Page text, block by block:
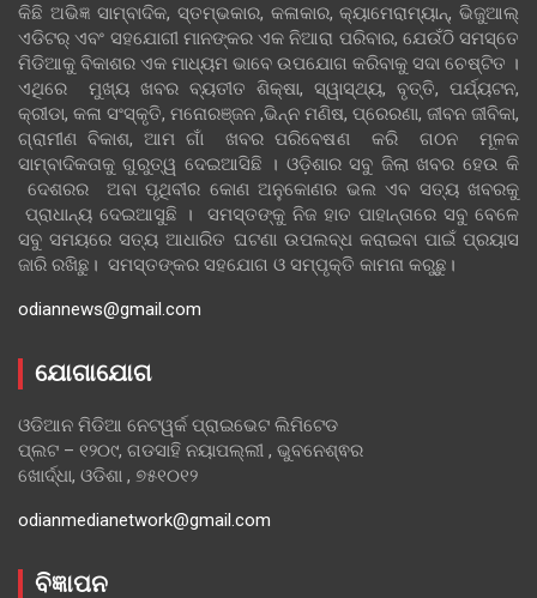
କିଛି ଅଭିଜ୍ଞ ସାମ୍ବାଦିକ, ସ୍ତମ୍ଭକାର, କଳାକାର, କ୍ୟାମେରାମ୍ୟାନ୍, ଭିଜୁଆଲ୍
ଏଡିଟର୍ ଏବଂ ସହଯୋଗୀ ମାନଙ୍କର ଏକ ନିଆରା ପରିବାର, ଯେଉଁଠି ସମସ୍ତେ
ମିଡିଆକୁ ବିକାଶର ଏକ ମାଧ୍ୟମ ଭାବେ ଉପଯୋଗ କରିବାକୁ ସଦା ଚେଷ୍ଟିତ ।
ଏଥିରେ ମୁଖ୍ୟ ଖବର ବ୍ୟତୀତ ଶିକ୍ଷା, ସ୍ୱାସ୍ଥ୍ୟ, ବୃତ୍ତି, ପର୍ଯ୍ୟଟନ,
କ୍ରୀଡା, କଳା ସଂସ୍କୃତି, ମନୋରଞ୍ଜନ ,ଭିନ୍ନ ମଣିଷ, ପ୍ରେରଣା, ଜୀବନ ଜୀବିକା,
ଗ୍ରାମୀଣ ବିକାଶ, ଆମ ଗାଁ ଖବର ପରିବେଷଣ କରି ଗଠନ ମୂଳକ
ସାମ୍ବାଦିକତାକୁ ଗୁରୁତ୍ୱ ଦେଇଆସିଛି । ଓଡ଼ିଶାର ସବୁ ଜିଲା ଖବର ହେଉ କି
ଦେଶରର ଅବା ପୃଥିବୀର କୋଣ ଅନୁକୋଣର ଭଲ ଏବ ସତ୍ୟ ଖବରକୁ
ପ୍ରାଧାନ୍ୟ ଦେଇଆସୁଛି । ସମସ୍ତଙ୍କୁ ନିଜ ହାତ ପାହାନ୍ତାରେ ସବୁ ବେଳେ
ସବୁ ସମୟରେ ସତ୍ୟ ଆଧାରିତ ଘଟଣା ଉପଲବ୍ଧ କରାଇବା ପାଇଁ ପ୍ରୟାସ
ଜାରି ରଖିଛୁ। ସମସ୍ତଙ୍କର ସହଯୋଗ ଓ ସମ୍ପୃକ୍ତି କାମନା କରୁଛୁ।
odiannews@gmail.com
ଯୋଗାଯୋଗ
ଓଡିଆନ ମିଡିଆ ନେଟୱର୍କ ପ୍ରାଇଭେଟ ଲିମିଟେଡ
ପ୍ଲଟ – ୧୨୦୯, ଗଡସାହି ନୟାପଲ୍ଲୀ , ଭୁବନେଶ୍ଵର
ଖୋର୍ଦ୍ଧା, ଓଡିଶା , ୭୫୧୦୧୨
odianmedianetwork@gmail.com
ବିଜ୍ଞାପନ